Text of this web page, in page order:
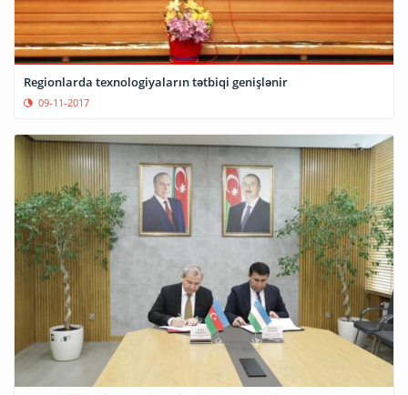
Regionlarda texnologiyaların tətbiqi genişlənir
09-11-2017